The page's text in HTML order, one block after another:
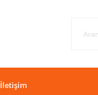
İletişim